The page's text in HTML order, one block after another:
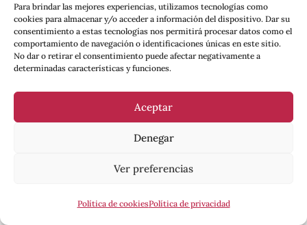
Para brindar las mejores experiencias, utilizamos tecnologías como
cookies para almacenar y/o acceder a información del dispositivo. Dar su
consentimiento a estas tecnologías nos permitirá procesar datos como el
comportamiento de navegación o identificaciones únicas en este sitio.
No dar o retirar el consentimiento puede afectar negativamente a
determinadas características y funciones.
Aceptar
Denegar
Ver preferencias
Política de cookiesPolítica de privacidad
sí mismo, se ha vuelto un asunto
privado, del mismo modo en que lo
hicieron en su día el arte autónomo o
las prácticas estéticas intimistas.
Como si de una extraña
colección de medallas se
tratara, hay que mostrar
que uno es anticolonial,